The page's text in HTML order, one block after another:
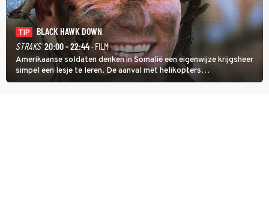
TIP
BLACK HAWK DOWN
STRAKS 20:00 - 22:44· FILM
Amerikaanse soldaten denken in Somalië een eigenwijze krijgsheer
simpel een lesje te leren. De aanval met helikopters
verloopt in Black Hawk down dramatisch.